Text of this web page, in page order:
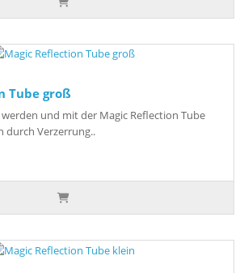
Tube groß
werden und mit der Magic Reflection Tube
durch Verzerrung..